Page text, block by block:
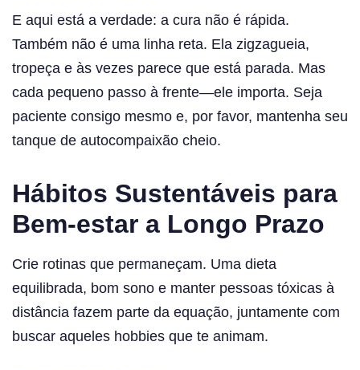
E aqui está a verdade: a cura não é rápida.
Também não é uma linha reta. Ela zigzagueia,
tropeça e às vezes parece que está parada. Mas
cada pequeno passo à frente—ele importa. Seja
paciente consigo mesmo e, por favor, mantenha seu
tanque de autocompaixão cheio.
Hábitos Sustentáveis para
Bem-estar a Longo Prazo
Crie rotinas que permaneçam. Uma dieta
equilibrada, bom sono e manter pessoas tóxicas à
distância fazem parte da equação, juntamente com
buscar aqueles hobbies que te animam.